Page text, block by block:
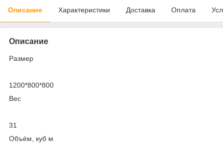
Описание Характеристики Доставка Оплата
Описание
Размер
1200*800*800
Вес
31
Объём, куб м